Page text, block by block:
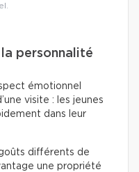
personnalité
émotionnel
visite : les jeunes
dans leur
différents de
une propriété